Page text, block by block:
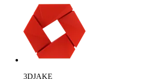
3DJAKE